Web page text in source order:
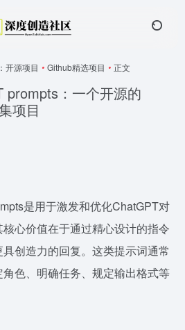
开源项目 • Github精选项目 • 正文
prompts：一个开源的
项目
是用于激发和优化ChatGPT对
心价值在于通过精心设计的指令
创造力的回复。这类提示词通常
色、明确任务、规定输出格式等